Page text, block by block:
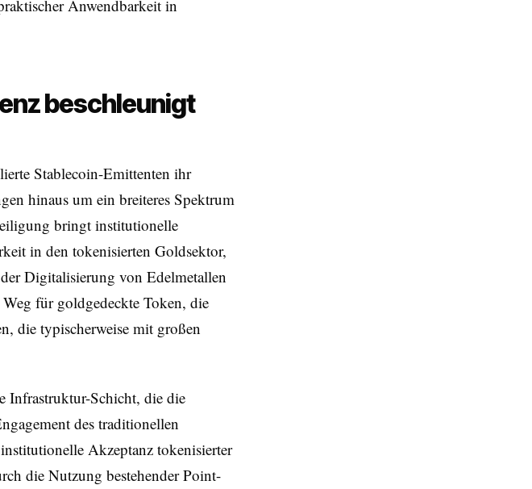
Anwendbarkeit in
beschleunigt
Stablecoin-Emittenten ihr
hinaus um ein breiteres Spektrum
bringt institutionelle
in den tokenisierten Goldsektor,
Digitalisierung von Edelmetallen
für goldgedeckte Token, die
die typischerweise mit großen
Infrastruktur-Schicht, die die
des traditionellen
Akzeptanz tokenisierter
die Nutzung bestehender Point-